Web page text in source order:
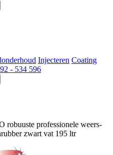
Injecteren Coating
- 534 596
robuuste professionele weers-
zwart vat 195 ltr